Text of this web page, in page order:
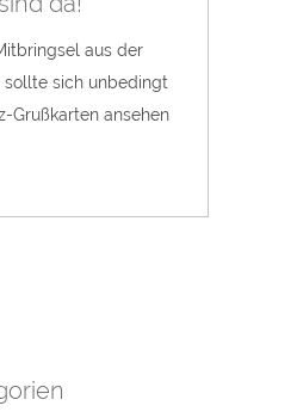
aus der
sich unbedingt
Grußkarten ansehen